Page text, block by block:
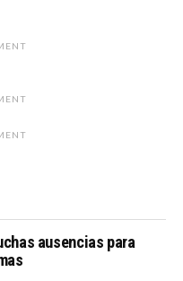
ausencias para